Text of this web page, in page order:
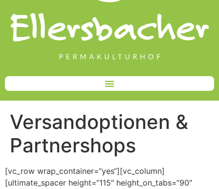
Versandoptionen &
Partnershops
[vc_row wrap_container=“yes“][vc_column]
[ultimate_spacer height=“115″ height_on_tabs=“90″